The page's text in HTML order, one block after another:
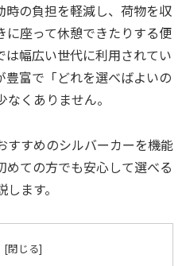
時の負担を軽減し、荷物を収
に座って休憩できたりする便
幅広い世代に利用されてい
豊富で「どれを選べばよいの
くありません。
すすめのシルバーカーを機能
ての方でも安心して選べる
ます。